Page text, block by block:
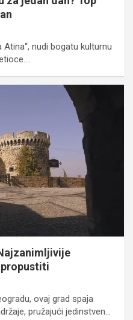
nudi bogatu kulturnu
ovaj grad spaja
pružajući jedinstven…